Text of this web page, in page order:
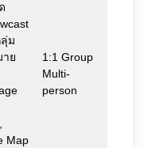
ลุ่ม
าย
Map
1:1 Group
Multi-
person